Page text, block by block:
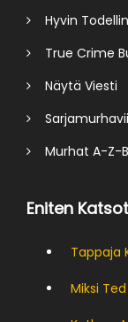
Hyvin
True Crime
Näytä Viesti
Murhat A-Z-
Eniten
Tappaja
Miksi